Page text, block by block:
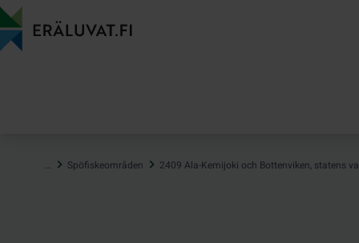
Hoppa
till
innehåll
… Spöfiskeområden 2409 Ala-Kemijoki och Bottenviken, statens